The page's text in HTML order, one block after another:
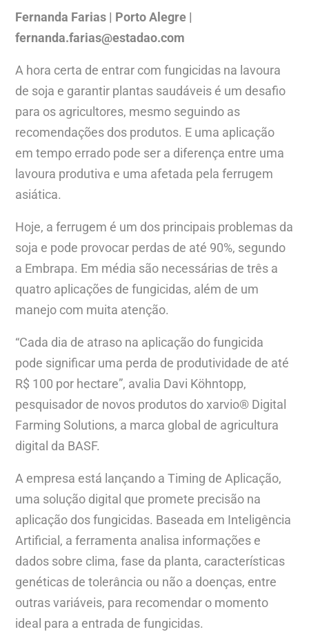
Fernanda Farias | Porto Alegre |
fernanda.farias@estadao.com
A hora certa de entrar com fungicidas na lavoura
de soja e garantir plantas saudáveis é um desafio
para os agricultores, mesmo seguindo as
recomendações dos produtos. E uma aplicação
em tempo errado pode ser a diferença entre uma
lavoura produtiva e uma afetada pela ferrugem
asiática.
Hoje, a ferrugem é um dos principais problemas da
soja e pode provocar perdas de até 90%, segundo
a Embrapa. Em média são necessárias de três a
quatro aplicações de fungicidas, além de um
manejo com muita atenção.
“Cada dia de atraso na aplicação do fungicida
pode significar uma perda de produtividade de até
R$ 100 por hectare”, avalia Davi Köhntopp,
pesquisador de novos produtos do xarvio® Digital
Farming Solutions, a marca global de agricultura
digital da BASF.
A empresa está lançando a Timing de Aplicação,
uma solução digital que promete precisão na
aplicação dos fungicidas. Baseada em Inteligência
Artificial, a ferramenta analisa informações e
dados sobre clima, fase da planta, características
genéticas de tolerância ou não a doenças, entre
outras variáveis, para recomendar o momento
ideal para a entrada de fungicidas.